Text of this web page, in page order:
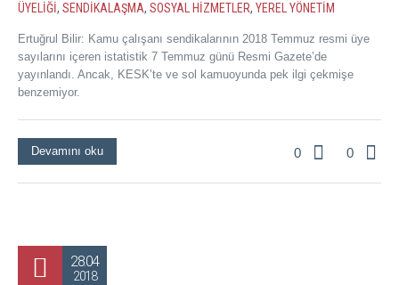
ÜYELIĞI, SENDIKALAŞMA, SOSYAL HIZMETLER, YEREL YÖNETIM
Ertuğrul Bilir: Kamu çalışanı sendikalarının 2018 Temmuz resmi üye
sayılarını içeren istatistik 7 Temmuz günü Resmi Gazete’de
yayınlandı. Ancak, KESK’te ve sol kamuoyunda pek ilgi çekmişe
benzemiyor.
0 0
Devamını oku
28.04
2018